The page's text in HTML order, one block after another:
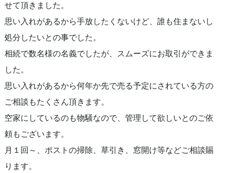
せて頂きました。
思い入れがあるから手放したくないけど、誰も住まないし
処分したいとの事でした。
相続で数名様の名義でしたが、スムーズにお取引ができま
した。
思い入れがあるから何年か先で売る予定にされている方の
ご相談もたくさん頂きます。
空家にしているのも物騒なので、管理して欲しいとのご依
頼もございます。
月１回～、ポストの掃除、草引き、窓開け等などご相談賜
ります。